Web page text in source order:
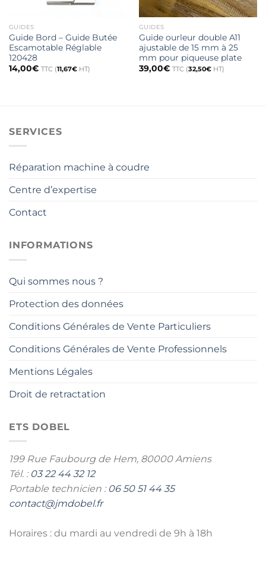
GUIDES
Guide Bord – Guide Butée
Escamotable Réglable
120428
14,00€ TTC (11,67€HT)
GUIDES
Guide ourleur double A11
ajustable de 15 mm à 25
mm pour piqueuse plate
39,00€ TTC (32,50€HT)
SERVICES
Réparation machine à coudre
Centre d’expertise
Contact
INFORMATIONS
Qui sommes nous ?
Protection des données
Conditions Générales de Vente Particuliers
Conditions Générales de Vente Professionnels
Mentions Légales
Droit de retractation
ETS DOBEL
199 Rue Faubourg de Hem, 80000 Amiens
Tél. : 03 22 44 32 12
Portable technicien : 06 50 51 44 35
contact@jmdobel.fr
Horaires : du mardi au vendredi de 9h à 18h